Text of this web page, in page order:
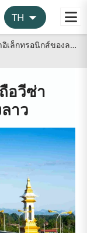
ล็กทรอนิกส์ของลาว
อวีซ่า
าว